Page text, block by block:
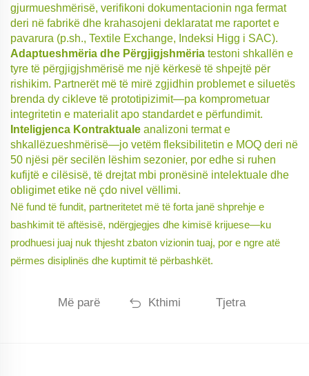
gjurmueshmërisë, verifikoni dokumentacionin nga fermat
deri në fabrikë dhe krahasojeni deklaratat me raportet e
pavarura (p.sh., Textile Exchange, Indeksi Higg i SAC).
Adaptueshmëria dhe Përgjigjshmëria testoni shkallën e
tyre të përgjigjshmërisë me një kërkesë të shpejtë për
rishikim. Partnerët më të mirë zgjidhin problemet e siluetës
brenda dy cikleve të prototipizimit—pa komprometuar
integritetin e materialit apo standardet e përfundimit.
Inteligjenca Kontraktuale analizoni termat e
shkallëzueshmërisë—jo vetëm fleksibilitetin e MOQ deri në
50 njësi për secilën lëshim sezonier, por edhe si ruhen
kufijtë e cilësisë, të drejtat mbi pronësinë intelektuale dhe
obligimet etike në çdo nivel vëllimi.
Në fund të fundit, partneritetet më të forta janë shprehje e
bashkimit të aftësisë, ndërgjegjes dhe kimisë krijuese—ku
prodhuesi juaj nuk thjesht zbaton vizionin tuaj, por e ngre atë
përmes disiplinës dhe kuptimit të përbashkët.
Më parë Kthimi Tjetra